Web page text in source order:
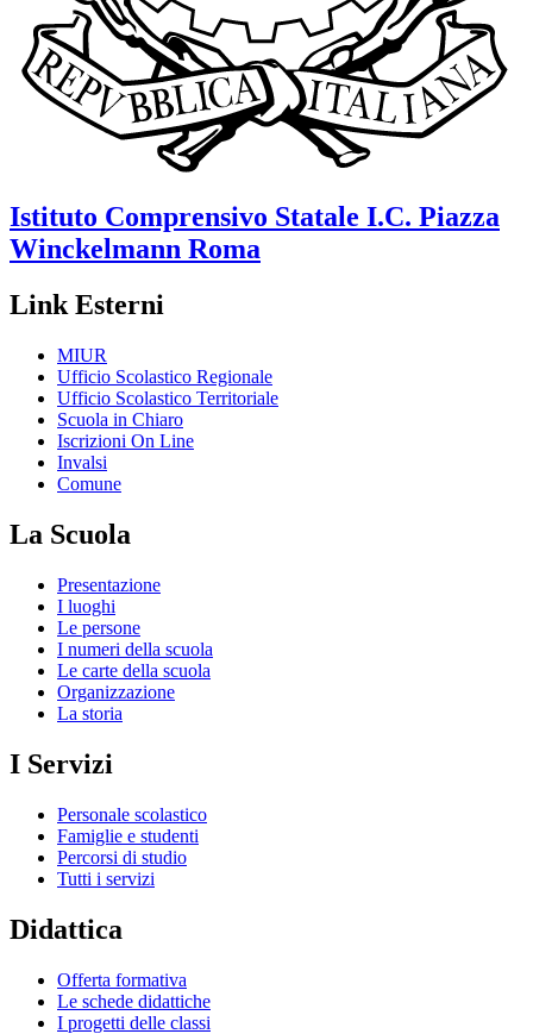
Istituto Comprensivo Statale I.C. Piazza
Winckelmann Roma
Link Esterni
MIUR
Ufficio Scolastico Regionale
Ufficio Scolastico Territoriale
Scuola in Chiaro
Iscrizioni On Line
Invalsi
Comune
La Scuola
Presentazione
I luoghi
Le persone
I numeri della scuola
Le carte della scuola
Organizzazione
La storia
I Servizi
Personale scolastico
Famiglie e studenti
Percorsi di studio
Tutti i servizi
Didattica
Offerta formativa
Le schede didattiche
I progetti delle classi